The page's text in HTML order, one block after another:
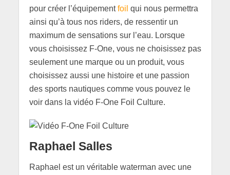
pour créer l’équipementfoil qui nous permettra
ainsi qu’à tous nos riders, de ressentir un
maximum de sensations sur l’eau. Lorsque
vous choisissez F-One, vous ne choisissez pas
seulement une marque ou un produit, vous
choisissez aussi une histoire et une passion
des sports nautiques comme vous pouvez le
voir dans la vidéo F-One Foil Culture.
Raphael Salles
Raphael est un véritable waterman avec une